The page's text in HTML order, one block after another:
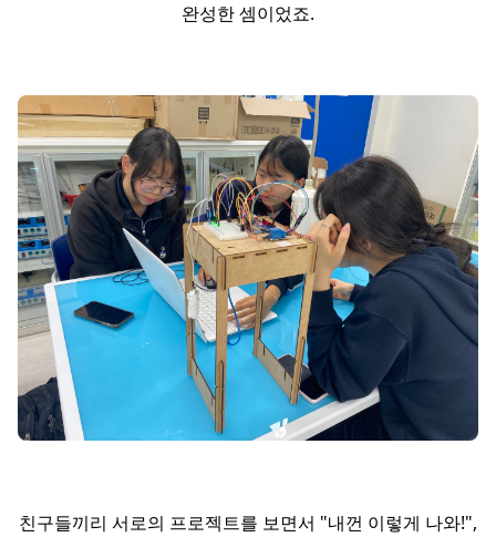
완성한 셈이었죠.
친구들끼리 서로의 프로젝트를 보면서 "내껀 이렇게 나와!",